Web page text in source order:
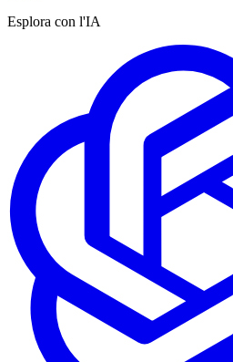
Esplora con l'IA